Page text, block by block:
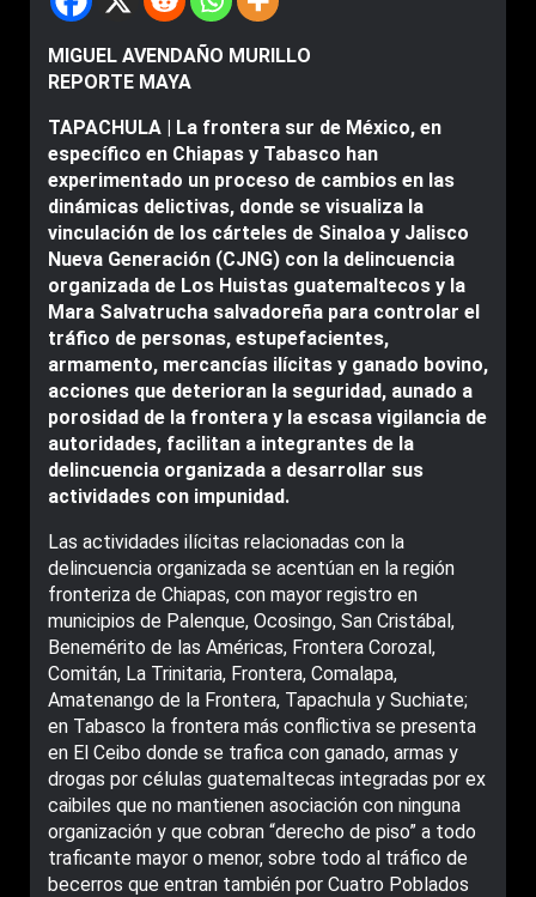
MIGUEL AVENDAÑO MURILLO
REPORTE MAYA
TAPACHULA | La frontera sur de México, en
específico en Chiapas y Tabasco han
experimentado un proceso de cambios en las
dinámicas delictivas, donde se visualiza la
vinculación de los cárteles de Sinaloa y Jalisco
Nueva Generación (CJNG) con la delincuencia
organizada de Los Huistas guatemaltecos y la
Mara Salvatrucha salvadoreña para controlar el
tráfico de personas, estupefacientes,
armamento, mercancías ilícitas y ganado bovino,
acciones que deterioran la seguridad, aunado a
porosidad de la frontera y la escasa vigilancia de
autoridades, facilitan a integrantes de la
delincuencia organizada a desarrollar sus
actividades con impunidad.
Las actividades ilícitas relacionadas con la
delincuencia organizada se acentúan en la región
fronteriza de Chiapas, con mayor registro en
municipios de Palenque, Ocosingo, San Cristábal,
Benemérito de las Américas, Frontera Corozal,
Comitán, La Trinitaria, Frontera, Comalapa,
Amatenango de la Frontera, Tapachula y Suchiate;
en Tabasco la frontera más conflictiva se presenta
en El Ceibo donde se trafica con ganado, armas y
drogas por células guatemaltecas integradas por ex
caibiles que no mantienen asociación con ninguna
organización y que cobran “derecho de piso” a todo
traficante mayor o menor, sobre todo al tráfico de
becerros que entran también por Cuatro Poblados